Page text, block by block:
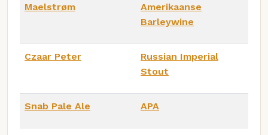
Maelstrøm
Amerikaanse
Barleywine
Czaar Peter
Russian Imperial
Stout
Snab Pale Ale APA